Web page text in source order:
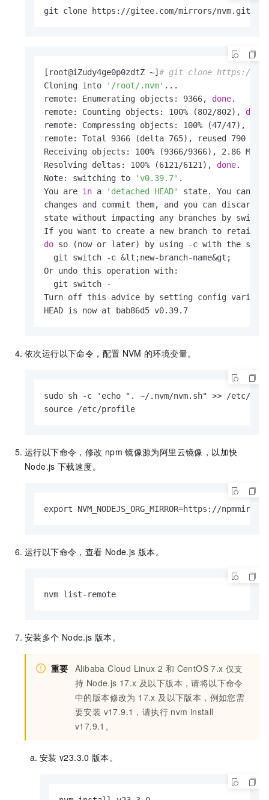
git clone https://gitee.com/mirrors/nvm.git ~/
[root@iZudy4ge0p0zdtZ ~] # git clone https://
Cloning into
'/root/.nvm' ...
remote: Enumerating objects: 9366, done.
remote: Counting objects: 100% (802/802), done
remote: Compressing objects: 100% (47/47),
remote: Total 9366 (delta 765), reused 790
Receiving objects: 100% (9366/9366), 2.86
Resolving deltas: 100% (6121/6121), done.
Note: switching to
'v0.39.7' .
You are in a 'detached HEAD'
state. You can
changes and commit them, and you can discard
state without impacting any branches by
do so (now or later) by using -c with the
  git switch -c &lt;new-branch-name&gt;
Or undo this operation with:
  git switch -
Turn off this advice by setting config variable
HEAD is now at bab86d5 v0.39.7
依次运行以下命令，配置 NVM 的环境变量。
sudo sh -c 'echo ". ~/.nvm/nvm.sh" >> /etc/
source /etc/profile
运行以下命令，修改 npm 镜像源为阿里云镜像，以加快
Node.js 下载速度。
export NVM_NODEJS_ORG_MIRROR=https://
运行以下命令，查看 Node.js 版本。
nvm list-remote
安装多个 Node.js 版本。
重要 Alibaba Cloud Linux 2 和 CentOS 7.x 仅支
持 Node.js 17.x 及以下版本，请将以下命令
中的版本修改为 17.x 及以下版本，例如您需
要安装 v17.9.1，请执行 nvm install
v17.9.1 。
安装 v23.3.0 版本。